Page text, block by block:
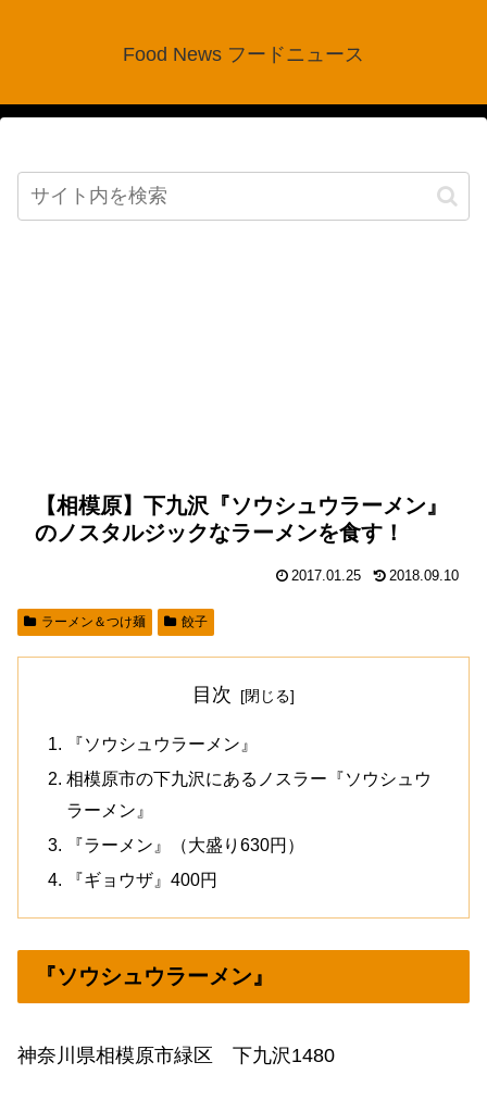
Food News フードニュース
【相模原】下九沢『ソウシュウラーメン』
のノスタルジックなラーメンを食す！
2017.01.25 2018.09.10
ラーメン＆つけ麺 餃子
目次
『ソウシュウラーメン』
相模原市の下九沢にあるノスラー『ソウシュウ
ラーメン』
『ラーメン』（大盛り630円）
『ギョウザ』400円
『ソウシュウラーメン』
神奈川県相模原市緑区 下九沢1480